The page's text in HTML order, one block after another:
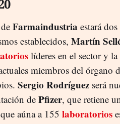
Farmaindustria estará
establecidos, Martín
líderes en el sector y
miembros del órgano
Sergio Rodríguez será
de Pfizer, que retiene
aúna a 155 laboratorios